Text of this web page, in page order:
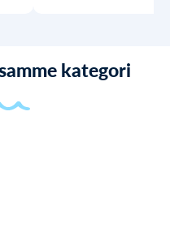
kategori